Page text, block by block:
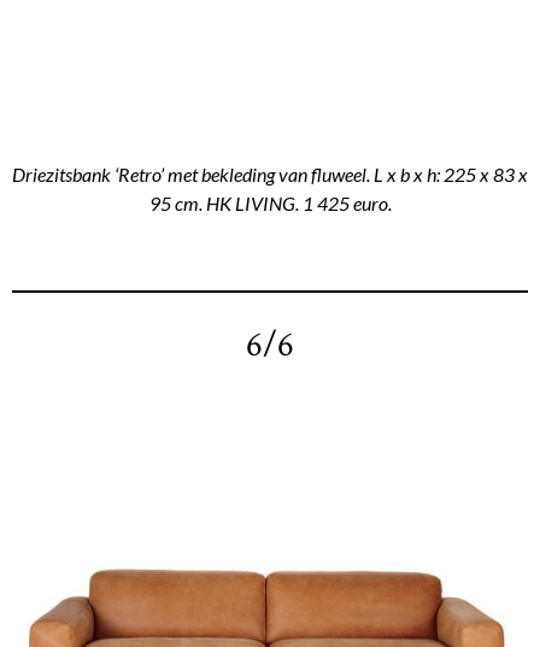
Driezitsbank ‘Retro’ met bekleding van fluweel. L x b x h: 225 x 83 x
95 cm. HK LIVING. 1 425 euro.
6/6